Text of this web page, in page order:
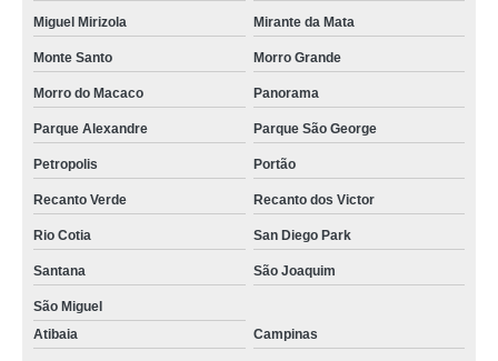
Miguel Mirizola Mirante da Mata
Monte Santo Morro Grande
Morro do Macaco Panorama
Parque Alexandre Parque São George
Petropolis Portão
Recanto Verde Recanto dos Victor
Rio Cotia San Diego Park
Santana São Joaquim
São Miguel
Atibaia
Campinas